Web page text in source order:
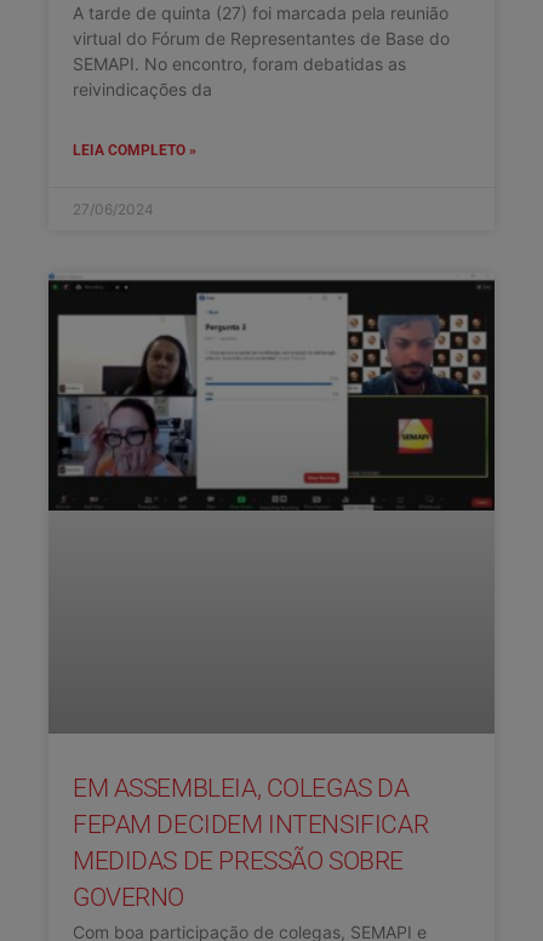
A tarde de quinta (27) foi marcada pela reunião
virtual do Fórum de Representantes de Base do
SEMAPI. No encontro, foram debatidas as
reivindicações da
LEIA COMPLETO »
27/06/2024
EM ASSEMBLEIA, COLEGAS DA
FEPAM DECIDEM INTENSIFICAR
MEDIDAS DE PRESSÃO SOBRE
GOVERNO
Com boa participação de colegas, SEMAPI e